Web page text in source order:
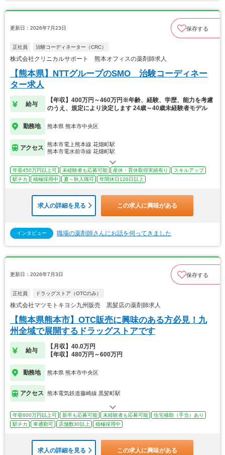
更新日：2026年7月23日 保存する
正社員 治験コーディネーター（CRC）
株式会社クリニカルサポート 熊本オフィスの薬剤師求人
【熊本県】NTTグループのSMO 治験コーディネー
ター求人
給与
【年収】400万円～460万円※年齢、経験、学歴、能力を考慮
のうえ、規定により決定します 24歳～40歳未経験者モデル
勤務地 熊本県 熊本市中央区
アクセス
熊本市電上熊本線 花畑町駅
熊本市電水前寺線 花畑町駅
年収450万円以上可 未経験者も応募可能 産休・育休取得実績有り
スキルアップ
駅チカ
積極採用中 夏～秋入職可 年間休日120日以上
求人の詳細を見る この求人に興味がある
インタビュー 職場の薬剤師さんにお話を伺ってきました
更新日：2026年7月3日 保存する
正社員 ドラッグストア（OTCのみ）
株式会社マツモトキヨシ九州販売 黒髪店の薬剤師求人
【熊本県熊本市】OTC販売に興味のある方必見！九
州全域で展開するドラッグストアです
給与
【月収】40.0万円
【年収】480万円～600万円
勤務地 熊本県 熊本市中央区
アクセス 熊本電気鉄道藤崎線 黒髪町駅
年収600万円以上可 新卒も応募可能 未経験者も応募可能
住宅補助（手当）あり
駅チカ
車通勤可 店舗数30以上 積極採用中
求人の詳細を見る この求人に興味がある